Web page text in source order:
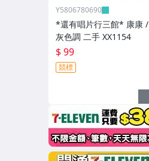
Y5806780690
*還有唱片行三館* 康康 /
灰色調 二手 XX1154
$ 99
競標